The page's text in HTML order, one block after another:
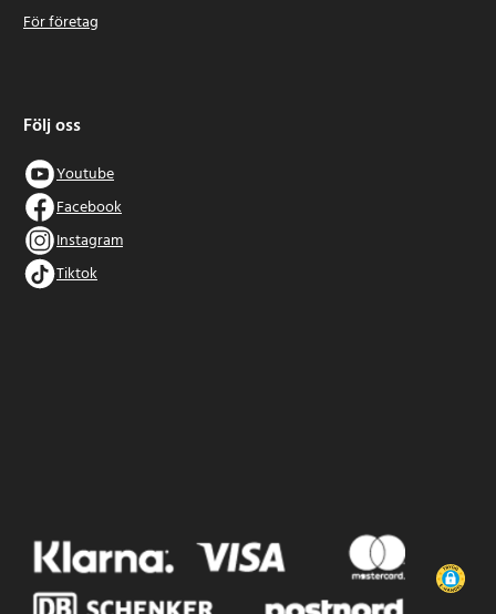
För företag
Följ oss
Youtube
Facebook
Instagram
Tiktok